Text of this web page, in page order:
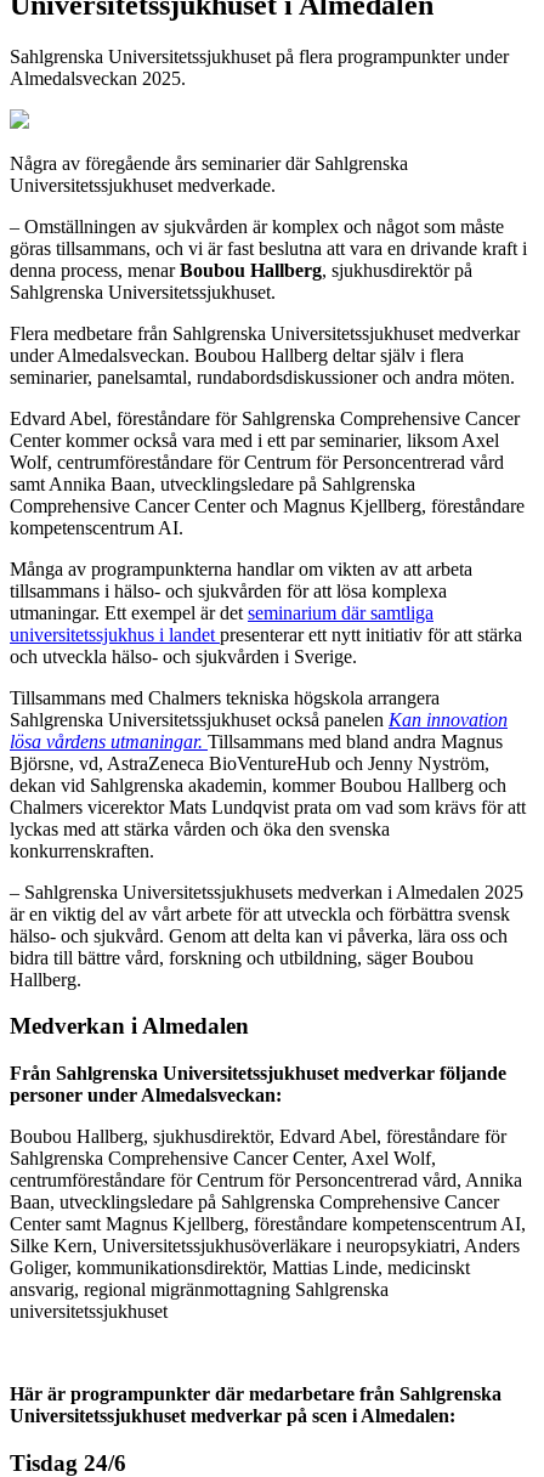
Sahlgrenska Universitetssjukhuset på flera programpunkter under
Almedalsveckan 2025.
Några av föregående års seminarier där Sahlgrenska
Universitetssjukhuset medverkade.
– Omställningen av sjukvården är komplex och något som måste
göras tillsammans, och vi är fast beslutna att vara en drivande kraft i
denna process, menarBoubou Hallberg, sjukhusdirektör på
Sahlgrenska Universitetssjukhuset.
Flera medbetare från Sahlgrenska Universitetssjukhuset medverkar
under Almedalsveckan. Boubou Hallberg deltar själv i flera
seminarier, panelsamtal, rundabordsdiskussioner och andra möten.
Edvard Abel, föreståndare för Sahlgrenska Comprehensive Cancer
Center kommer också vara med i ett par seminarier, liksom Axel
Wolf, centrumföreståndare för Centrum för Personcentrerad vård
samt Annika Baan, utvecklingsledare på Sahlgrenska
Comprehensive Cancer Center och Magnus Kjellberg, föreståndare
kompetenscentrum AI.
Många av programpunkterna handlar om vikten av att arbeta
tillsammans i hälso- och sjukvården för att lösa komplexa
utmaningar. Ett exempel är det seminarium där samtliga
universitetssjukhus i landet presenterar ett nytt initiativ för att stärka
och utveckla hälso- och sjukvården i Sverige.
Tillsammans med Chalmers tekniska högskola arrangera
Sahlgrenska Universitetssjukhuset också panelen Kan innovation
lösa vårdens utmaningar. Tillsammans med bland andra Magnus
Björsne, vd, AstraZeneca BioVentureHub och Jenny Nyström,
dekan vid Sahlgrenska akademin, kommer Boubou Hallberg och
Chalmers vicerektor Mats Lundqvist prata om vad som krävs för att
lyckas med att stärka vården och öka den svenska
konkurrenskraften.
– Sahlgrenska Universitetssjukhusets medverkan i Almedalen 2025
är en viktig del av vårt arbete för att utveckla och förbättra svensk
hälso- och sjukvård. Genom att delta kan vi påverka, lära oss och
bidra till bättre vård, forskning och utbildning, säger Boubou
Hallberg.
Medverkan i Almedalen
Från Sahlgrenska Universitetssjukhuset medverkar följande
personer under Almedalsveckan:
Boubou Hallberg, sjukhusdirektör, Edvard Abel, föreståndare för
Sahlgrenska Comprehensive Cancer Center, Axel Wolf,
centrumföreståndare för Centrum för Personcentrerad vård, Annika
Baan, utvecklingsledare på Sahlgrenska Comprehensive Cancer
Center samt Magnus Kjellberg, föreståndare kompetenscentrum AI,
Silke Kern, Universitetssjukhusöverläkare i neuropsykiatri, Anders
Goliger, kommunikationsdirektör, Mattias Linde, medicinskt
ansvarig, regional migränmottagning Sahlgrenska
universitetssjukhuset
Här är programpunkter där medarbetare från Sahlgrenska
Universitetssjukhuset medverkar på scen i Almedalen:
Tisdag 24/6